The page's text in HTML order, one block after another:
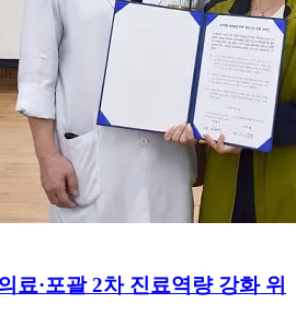
료·포괄 2차 진료역량 강화 위